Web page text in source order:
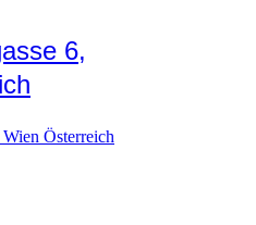
6,
Österreich